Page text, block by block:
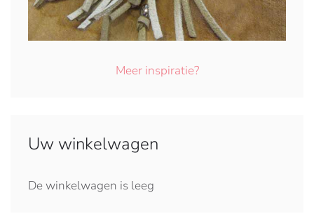
Meer inspiratie?
Uw winkelwagen
De winkelwagen is leeg